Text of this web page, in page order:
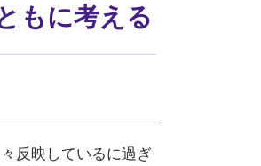
もに考える
反映しているに過ぎ